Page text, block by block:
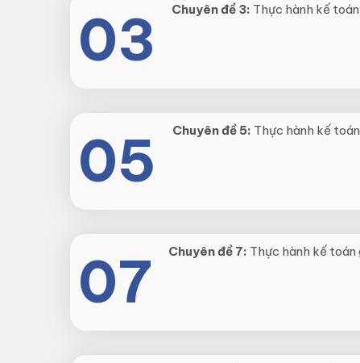
03 Chuyên đề 3: Thực hành kế
05 Chuyên đề 5: Thực hành kế
07 Chuyên đề 7: Thực hành kế